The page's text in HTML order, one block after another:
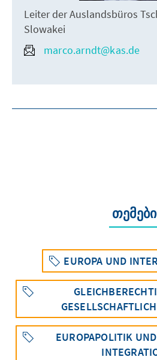
Leiter der Auslandsbüros
Slowakei
marco.arndt@kas.de
თემები
EUROPA UND
EUROPAPOLITIK